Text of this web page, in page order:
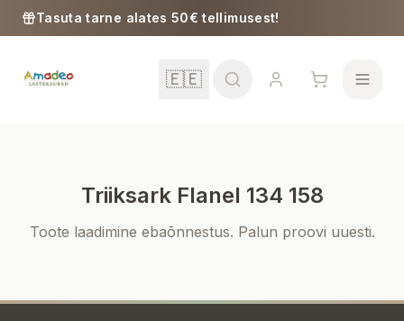
Skip to content
Tasuta tarne alates 50€ tellimusest!
🇪🇪
Triiksark Flanel 134 158
Toote laadimine ebaõnnestus. Palun proovi uuesti.